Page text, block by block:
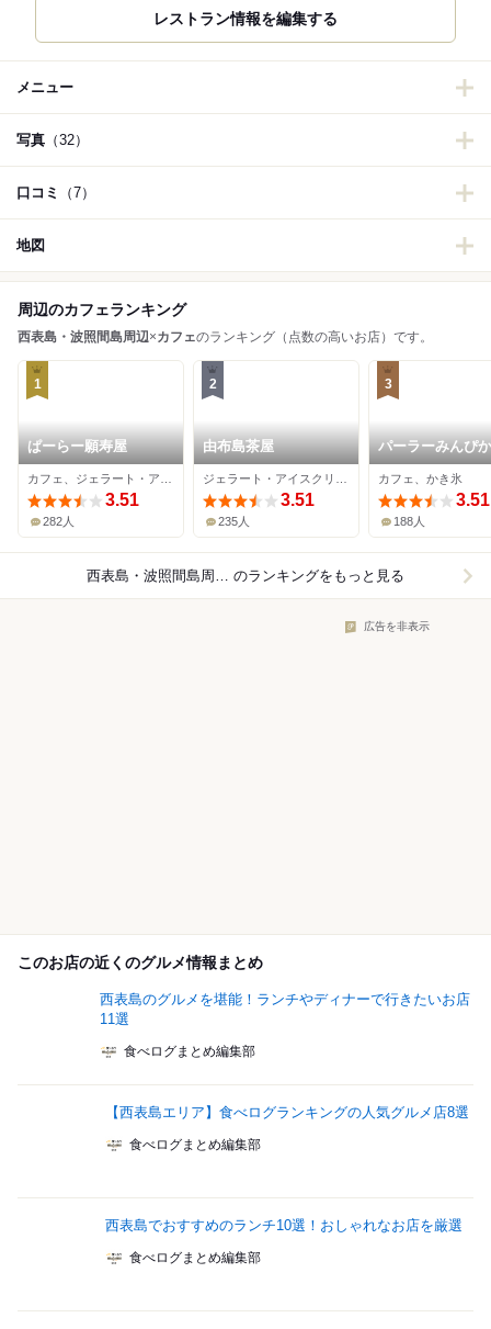
メニュー
写真 （32）
口コミ （7）
地図
周辺のカフェランキング
西表島・波照間島周辺×カフェのランキング（点数の高いお店）です。
1
ぱーらー願寿屋
3.51
282人
2
由布島茶屋
3.51
235人
3
パーラーみんぴか
カフェ、かき氷
3.51
188人
西表島・波照間島周辺×カフェ のランキングをもっと見る
広告を非表示
このお店の近くのグルメ情報まとめ
西表島のグルメを堪能！ランチやディナーで行きたいお店
11選
食べログまとめ編集部
【西表島エリア】食べログランキングの人気グルメ店8選
食べログまとめ編集部
西表島でおすすめのランチ10選！おしゃれなお店を厳選
食べログまとめ編集部